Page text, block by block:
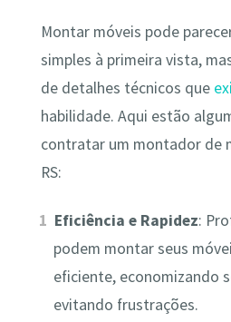
Montar móveis pode
simples à primeira vista,
de detalhes técnicos que
habilidade. Aqui estão
contratar um montador de
RS:
Eficiência e Rapidez:
podem montar seus
eficiente, economizando
evitando frustrações.